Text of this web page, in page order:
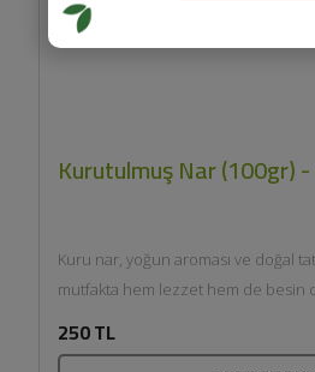
Kurutulmuş Nar (100gr)
Kuru nar, yoğun aroması ve doğal
mutfakta hem lezzet hem de besin
250 TL